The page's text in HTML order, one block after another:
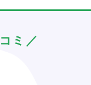
ミ／